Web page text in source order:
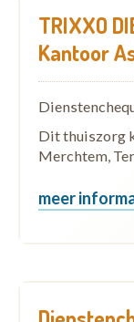
TRIXXO
Kantoor
Dit thuiszorg
Merchtem,
meer